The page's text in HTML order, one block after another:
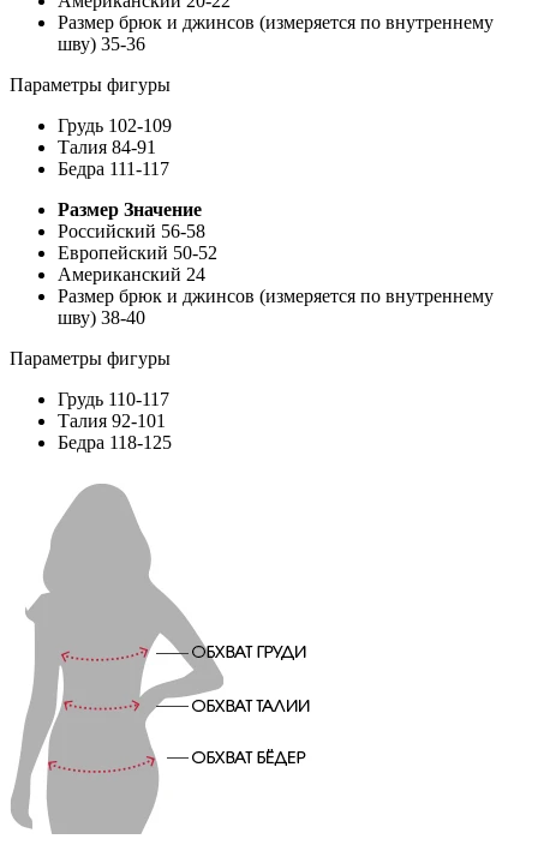
Размер брюк и джинсов (измеряется по внутреннему
шву) 35-36
Параметры фигуры
Грудь 102-109
Талия 84-91
Бедра 111-117
Размер Значение
Российский 56-58
Европейский 50-52
Американский 24
Размер брюк и джинсов (измеряется по внутреннему
шву) 38-40
Параметры фигуры
Грудь 110-117
Талия 92-101
Бедра 118-125